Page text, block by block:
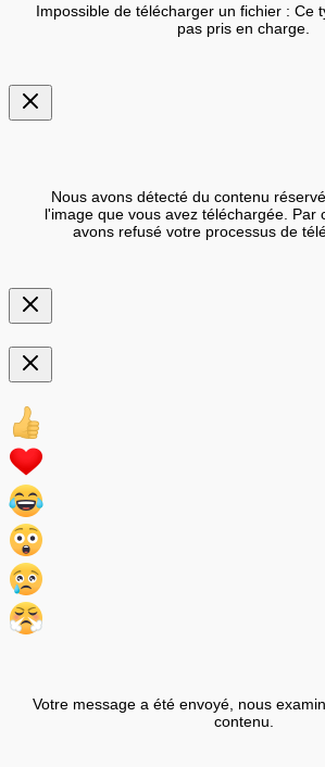
Impossible de télécharger un fichier : Ce
pas pris en charge.
Nous avons détecté du contenu
l'image que vous avez téléchargée. Par
avons refusé votre processus de
Votre message a été envoyé, nous
contenu.